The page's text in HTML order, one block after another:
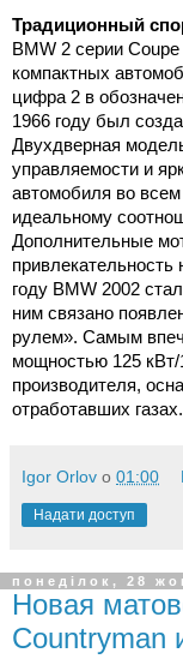
Традиционный
BMW 2 серии
компактных
цифра 2 в
1966 году был
Двухдверная
управляемости и
автомобиля во
идеальному
Дополнительные
году BMW 2002
ним связано
рулем». Самым
мощностью 125
производителя,
отработавших газах.
Igor Orlov о 01:00
Надати доступ
понеділок, 28
Новая
Countryman